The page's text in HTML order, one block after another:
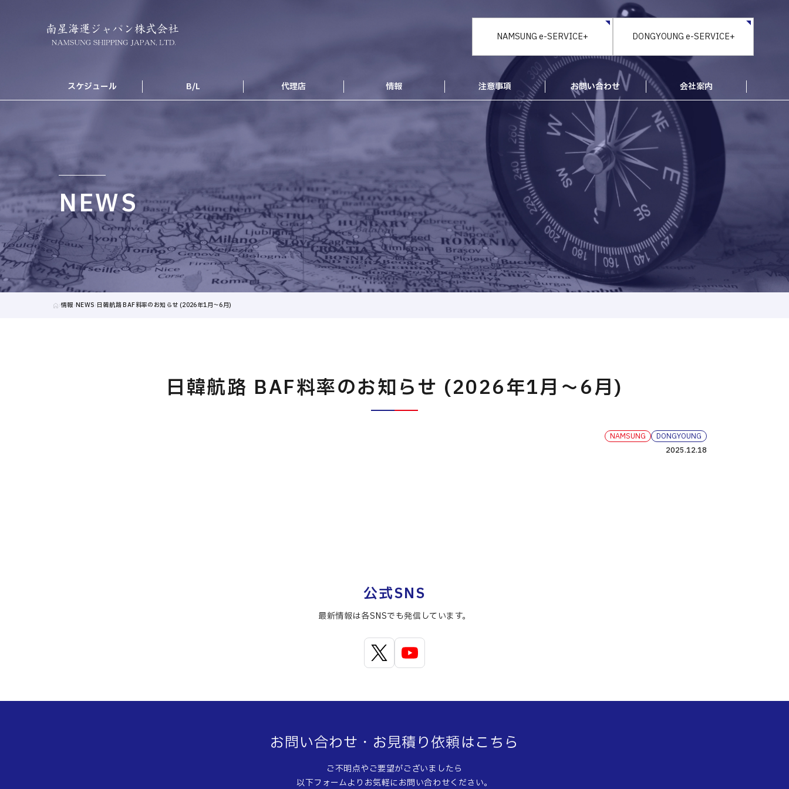
NAMSUNG e-SERVICE+ DONGYOUNG e-SERVICE+
スケジュール B/L 代理店 情報 注意事項 お問い合わせ 会社案内
NEWS
情報 NEWS ⽇韓航路 BAF料率のお知らせ (2026年1⽉〜6⽉)
⽇韓航路 BAF料率のお知らせ (2026年1⽉〜6⽉)
NAMSUNG
DONGYOUNG
2025.12.18
公式SNS
最新情報は各SNSでも発信しています。
お問い合わせ・お見積り依頼はこちら
ご不明点やご要望がございましたら
以下フォームよりお気軽にお問い合わせください。